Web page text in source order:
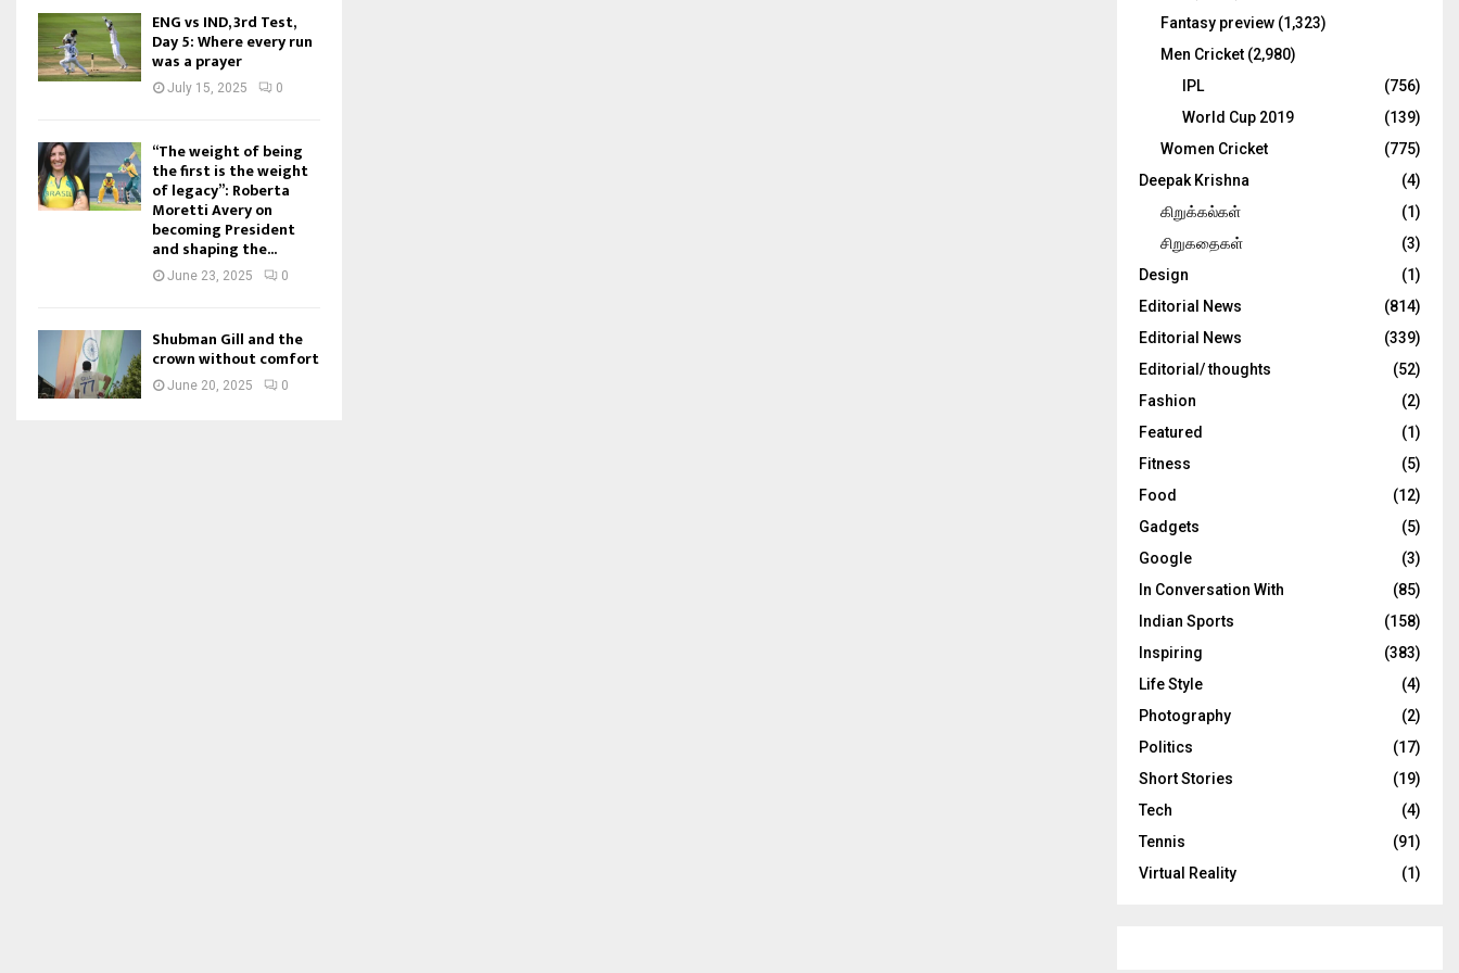
ENG vs IND, 3rd Test,
Day 5: Where every run
was a prayer
July 15, 2025 0
“The weight of being
the first is the weight
of legacy”: Roberta
Moretti Avery on
becoming President
and shaping the...
June 23, 2025 0
Shubman Gill and the
crown without comfort
June 20, 2025 0
Fantasy preview (1,323)
Men Cricket (2,980)
IPL
(756)
World Cup 2019
(139)
Women Cricket
(775)
Deepak Krishna
(4)
கிறுக்கல்கள்
(1)
சிறுகதைகள்
(3)
Design
(1)
Editorial News
(814)
Editorial News
(339)
Editorial/ thoughts
(52)
Fashion
(2)
Featured
(1)
Fitness
(5)
Food
(12)
Gadgets
(5)
Google
(3)
In Conversation With
(85)
Indian Sports
(158)
Inspiring
(383)
Life Style
(4)
Photography
(2)
Politics
(17)
Short Stories
(19)
Tech
(4)
Tennis
(91)
Virtual Reality
(1)